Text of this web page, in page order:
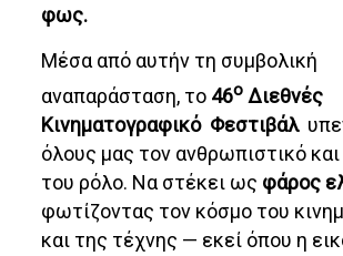
φως.
Μέσα από αυτήν τη συμβολική
αναπαράσταση, το 46ο Διεθνές
Κινηματογραφικό Φεστιβάλ
όλους μας τον ανθρωπιστικό και
του ρόλο. Να στέκει ως φάρος
φωτίζοντας τον κόσμο του
και της τέχνης — εκεί όπου η